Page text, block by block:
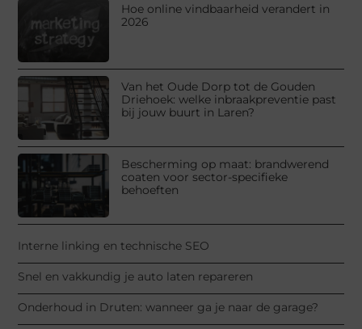
Hoe online vindbaarheid verandert in
2026
Van het Oude Dorp tot de Gouden
Driehoek: welke inbraakpreventie past
bij jouw buurt in Laren?
Bescherming op maat: brandwerend
coaten voor sector-specifieke
behoeften
Interne linking en technische SEO
Snel en vakkundig je auto laten repareren
Onderhoud in Druten: wanneer ga je naar de garage?